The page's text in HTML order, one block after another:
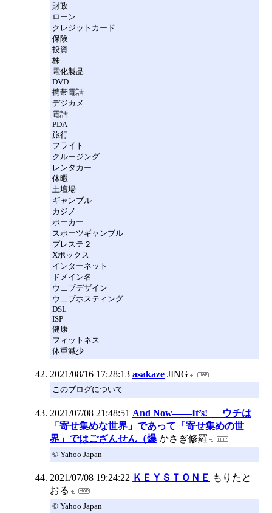
財政
ローン
クレジットカード
保険
投資
株
電化製品
DVD
携帯電話
デジカメ
電話
PDA
旅行
フライト
クルージング
レンタカー
休暇
土壇場
ギャンブル
カジノ
ポーカー
スポーツギャンブル
プレステ２
Xボックス
インターネット
ドメイン名
ウェブデザイン
ウェブホスティング
DSL
ISP
健康
フィットネス
体重減少
2021/08/16 17:28:13 asakaze JING
このブログについて
2021/07/08 21:48:51 And Now――It’s! ウチは
「寄せ集めな世界」であって「寄せ集めの世
界」ではござんせん（爆 かさぎ修羅
© Yahoo Japan
2021/07/08 19:24:22 ＫＥＹＳＴＯＮＥ もりたと
おる
© Yahoo Japan